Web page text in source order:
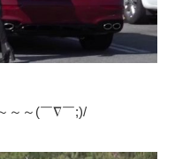
～～(￣∇￣;)/